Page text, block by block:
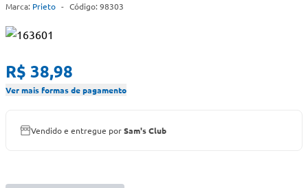
Marca: Prieto - Código: 98303
R$ 38,98
Ver mais formas de pagamento
Vendido e entregue porSam's Club